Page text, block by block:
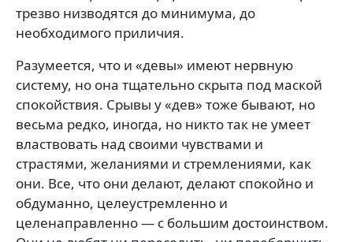
трезво низводятся до минимума, до
необходимого приличия.
Разумеется, что и «девы» имеют нервную
систему, но она тщательно скрыта под маской
спокойствия. Срывы у «дев» тоже бывают, но
весьма редко, иногда, но никто так не умеет
властвовать над своими чувствами и
страстями, желаниями и стремлениями, как
они. Все, что они делают, делают спокойно и
обдуманно, целеустремленно и
целенаправленно — с большим достоинством.